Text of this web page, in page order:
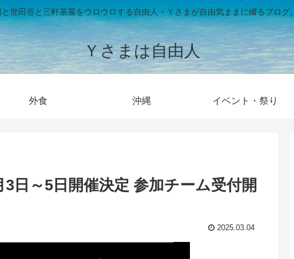
世田谷と三軒茶屋をウロウロする自由人・Ｙさまが自由気ままに綴るブログ。
Ｙさまは自由人
外食 沖縄 イベント・祭り
日～5日開催決定 参加チーム受付開
2025.03.04